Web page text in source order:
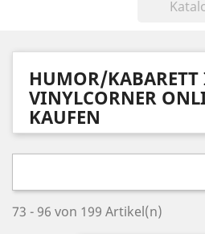
HUMOR/
VINYLCORNER
KAUFEN
73 - 96 von 199 Artikel(n)